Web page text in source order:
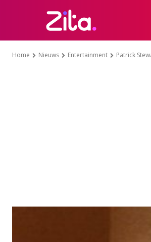
Home Nieuws Entertainment Patrick